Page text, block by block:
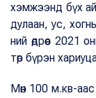
хэмжээнд бүх
дулаан, ус,
ний өдрөөс 2021
төр бүрэн
Мөн 100 м.кв-